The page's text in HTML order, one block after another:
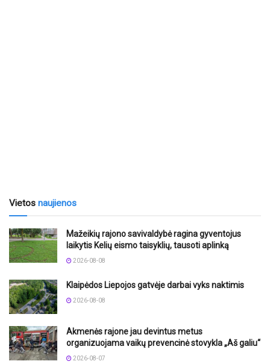
Vietos naujienos
Mažeikių rajono savivaldybė ragina gyventojus
laikytis Kelių eismo taisyklių, tausoti aplinką
2026-08-08
Klaipėdos Liepojos gatvėje darbai vyks naktimis
2026-08-08
Akmenės rajone jau devintus metus
organizuojama vaikų prevencinė stovykla „Aš galiu“
2026-08-07